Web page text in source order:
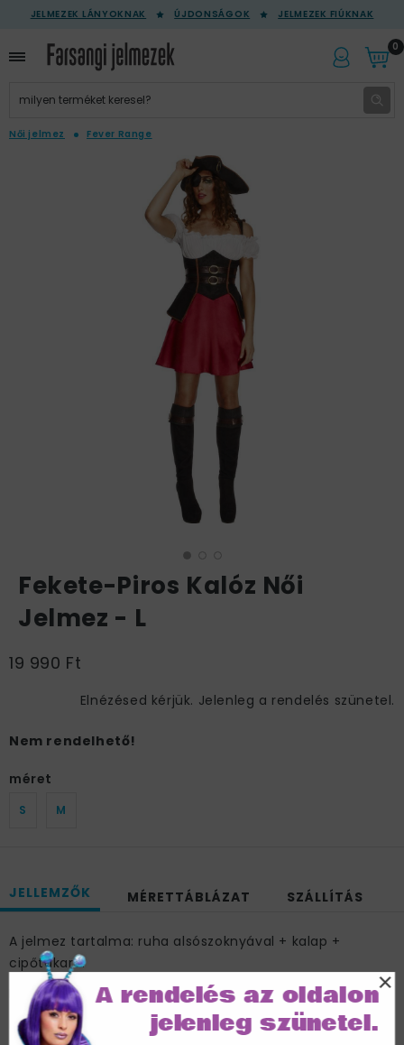
JELMEZEK LÁNYOKNAK ÚJDONSÁGOK JELMEZEK FIÚKNAK
0
Női jelmez Fever Range
Fekete-Piros Kalóz Női
Jelmez - L
19 990 Ft
Elnézésed kérjük. Jelenleg a rendelés szünetel.
Nem rendelhető!
méret
S M
JELLEMZŐK MÉRETTÁBLÁZAT SZÁLLÍTÁS
A jelmez tartalma: ruha alsószoknyával + kalap +
cipőtakaró.
Fekete
EU 44-46; Mellbőség 102-107 cm / Derékbőség 81-86 cm
A rendelés az oldalon
jelenleg szünetel.
×